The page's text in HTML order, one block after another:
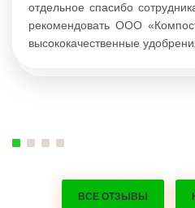
отдельное спасибо
рекомендовать ООО
высококачественные
ВСЕ ОТЗЫВЫ